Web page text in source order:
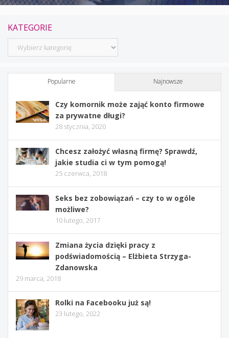
KATEGORIE
Kategorie
Popularne Najnowsze
Czy komornik może zająć konto firmowe
za prywatne długi?
28 stycznia, 2020
Chcesz założyć własną firmę? Sprawdź,
jakie studia ci w tym pomogą!
25 czerwca, 2018
Seks bez zobowiązań – czy to w ogóle
możliwe?
10 lutego, 2017
Zmiana życia dzięki pracy z
podświadomością – Elżbieta Strzyga-
Zdanowska
29 marca, 2018
Rolki na Facebooku już są!
23 lutego, 2022